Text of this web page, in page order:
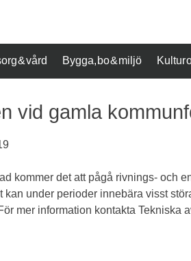
& vård Bygga, bo & miljö Kultur
vid gamla
kommer det att pågå rivnings- och
kan under perioder innebära visst
mer information kontakta Tekniska